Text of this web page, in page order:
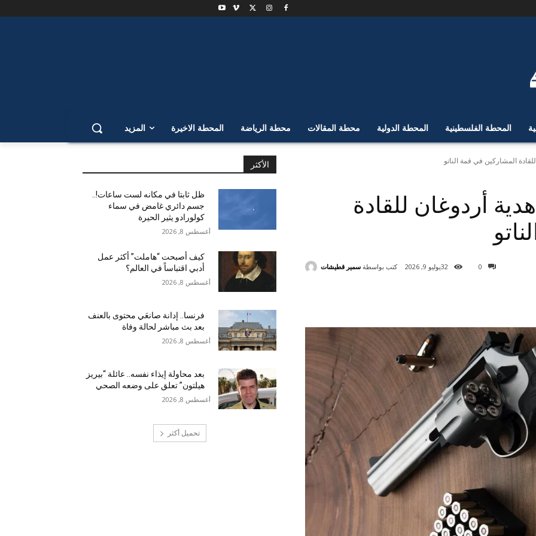
المحطة الفلسطينية المحطة الدولية محطة المقالات محطة الرياضة المحطة الاخيرة المزيد
الأكثر
ظل ثابتا في مكانه لست ساعات!..
جسم دائري غامض في سماء
كولورادو يثير الحيرة
أغسطس 8, 2026
كيف أصبحت “هاملت” أكثر عمل
أدبي اقتباساً في العالم؟
أغسطس 8, 2026
فرنسا.. إدانة صانعَي محتوى بالعنف
بعد بث مباشر لحالة وفاة
أغسطس 8, 2026
بعد محاولة إيذاء نفسه.. عائلة “بيريز
هيلتون” تعلق على وضعه الصحي
أغسطس 8, 2026
تحميل أكثر
المشاركين في قمة الناتو
أردوغان للقادة
0
32يوليو 9, 2026 كتب بواسطة سمير قطيشات